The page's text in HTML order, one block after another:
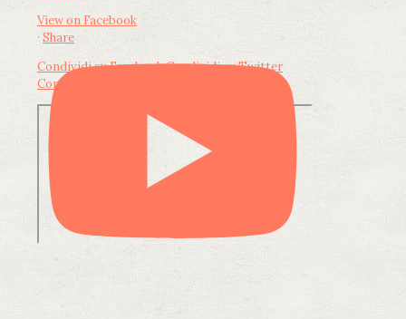
View on Facebook
· Share
Condividi su FacebookCondividi su Twitter
Condividi su LinkedIn